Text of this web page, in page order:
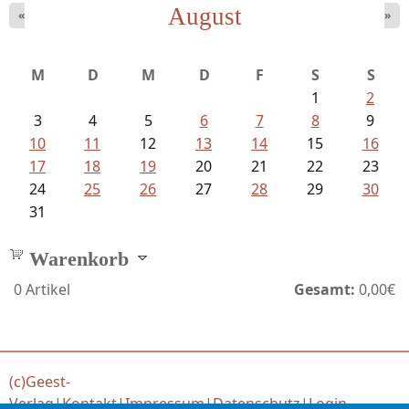
August
« »
M D M D F S
S
1
2
3
4 5 6 7 8
9
10
11 12 13 14 15
16
17
18 19 20 21 22
23
24
25 26 27 28 29
30
31
Warenkorb
0Artikel Gesamt: 0,00€
(c)Geest-
Verlag|Kontakt|Impressum|Datenschutz|Login